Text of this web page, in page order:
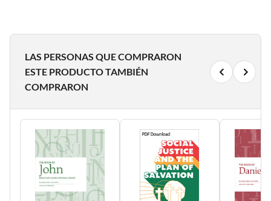
LAS PERSONAS QUE COMPRARON
ESTE PRODUCTO TAMBIÉN
COMPRARON